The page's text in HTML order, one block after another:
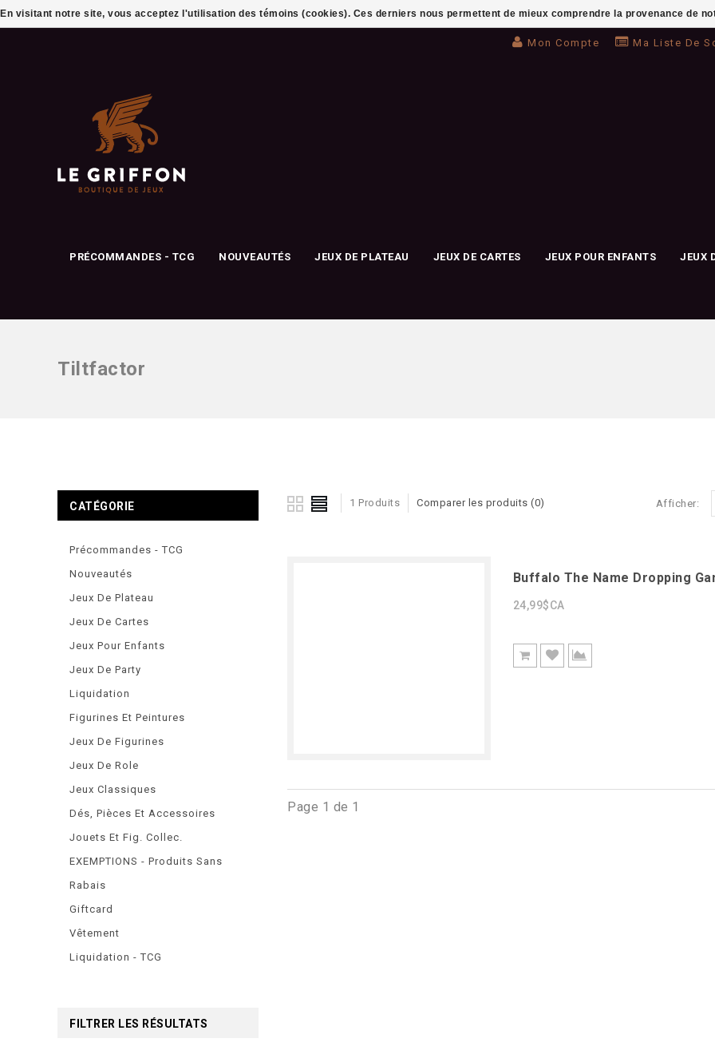
Mon Compte Ma Liste De
PRÉCOMMANDES - TCG NOUVEAUTÉS JEUX DE PLATEAU JEUX DE CARTES JEUX POUR ENFANTS JEUX
Tiltfactor
1 Produits Comparer les produits (0) Afficher:
Buffalo The Name Dropping
24,99$CA
Page 1 de 1
CATÉGORIE
Précommandes - TCG
Nouveautés
Jeux De Plateau
Jeux De Cartes
Jeux Pour Enfants
Jeux De Party
Liquidation
Figurines Et Peintures
Jeux De Figurines
Jeux De Role
Jeux Classiques
Dés, Pièces Et Accessoires
Jouets Et Fig. Collec.
EXEMPTIONS - Produits Sans
Rabais
Giftcard
Vêtement
Liquidation - TCG
FILTRER LES RÉSULTATS
En visitant notre site, vous acceptez l'utilisation des témoins (cookies). Ces derniers nous permettent de mieux comprendre la provenance de